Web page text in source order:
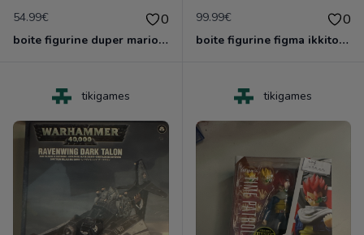
54.99€ 0
boite figurine duper mario shfiguarts neuve scelle
99.99€ 0
boite figurine figma ikkitousen neuve scelle
tikigames tikigames